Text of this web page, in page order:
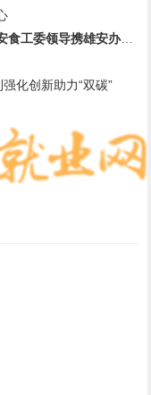
委领导携雄安办同仁
化创新助力“双碳”